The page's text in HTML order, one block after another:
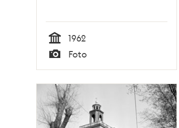
Tid
1962
Typ
Foto